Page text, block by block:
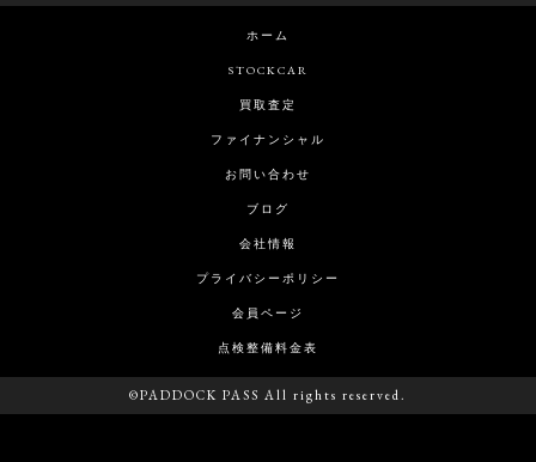
ホーム
STOCKCAR
買取査定
ファイナンシャル
お問い合わせ
ブログ
会社情報
プライバシーポリシー
会員ページ
点検整備料金表
©PADDOCK PASS All rights reserved.